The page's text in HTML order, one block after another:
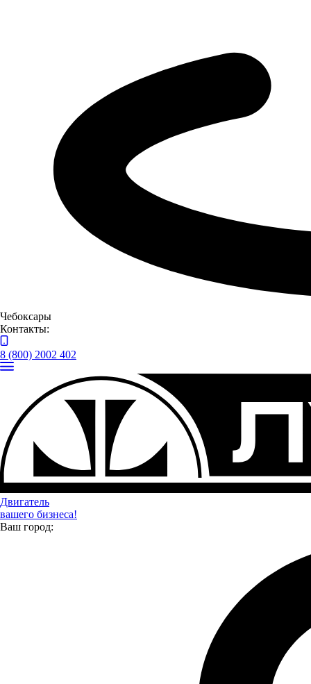
Чебоксары
Контакты:
8 (800) 2002 402
Двигатель
вашего бизнеса!
Ваш город:
Презентация была организована в формате фуршета, где
клиенты могли познакомиться и пообщаться с
представителями компании, обсудить возможности
производства спецтехники и микроавтобусов на базе
автомобилей ГАЗ для задач их бизнеса. Специалисты ГК
«Луидор» рассказали о новых разработках и технологиях,
используемых в производстве, представили варианты
возможных доработок на базе автомобиля «Соболь NN».